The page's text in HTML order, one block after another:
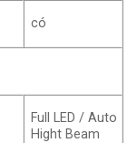
có
Full LED / Auto
Hight Beam